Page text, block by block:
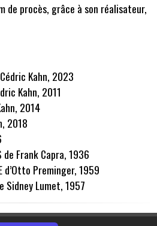
de procès, grâce à son réalisateur,
Cédric Kahn, 2023
Kahn, 2011
2014
2018
de Frank Capra, 1936
d’Otto Preminger, 1959
Sidney Lumet, 1957